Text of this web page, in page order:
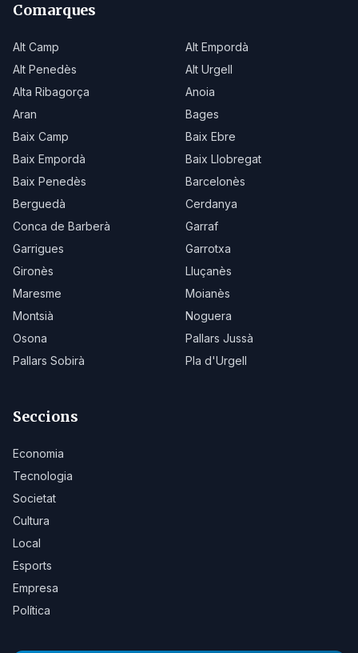
Comarques
Alt Camp
Alt Empordà
Alt Penedès
Alt Urgell
Alta Ribagorça
Anoia
Aran
Bages
Baix Camp
Baix Ebre
Baix Empordà
Baix Llobregat
Baix Penedès
Barcelonès
Berguedà
Cerdanya
Conca de Barberà
Garraf
Garrigues
Garrotxa
Gironès
Lluçanès
Maresme
Moianès
Montsià
Noguera
Osona
Pallars Jussà
Pallars Sobirà
Pla d'Urgell
Seccions
Economia
Tecnologia
Societat
Cultura
Local
Esports
Empresa
Política